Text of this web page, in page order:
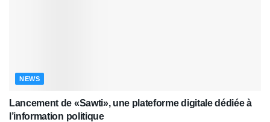
NEWS
Lancement de «Sawti», une plateforme digitale dédiée à
l’information politique